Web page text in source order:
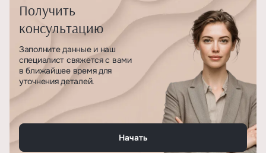
Получить
консультацию
Заполните данные и наш
специалист свяжется с вами
в ближайшее время для
уточнения деталей.
Начать